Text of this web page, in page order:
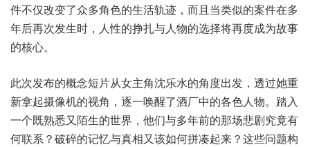
件不仅改变了众多角色的生活轨迹，而且当类似的案件在多
年后再次发生时，人性的挣扎与人物的选择将再度成为故事
的核心。
此次发布的概念短片从女主角沈乐水的角度出发，透过她重
新拿起摄像机的视角，逐一唤醒了酒厂中的各色人物。踏入
一个既熟悉又陌生的世界，他们与多年前的那场悲剧究竟有
何联系？破碎的记忆与真相又该如何拼凑起来？这些问题构